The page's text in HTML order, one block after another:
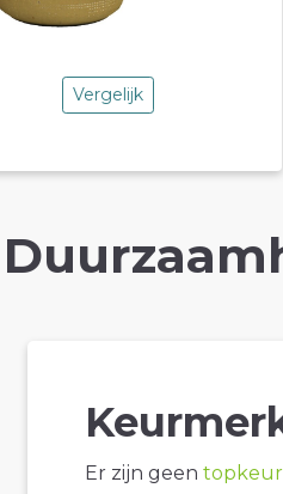
Vergelijk
Er zijn geen